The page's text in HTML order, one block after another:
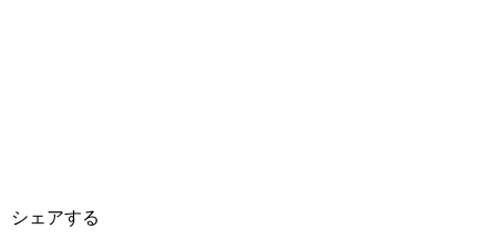
シェアする